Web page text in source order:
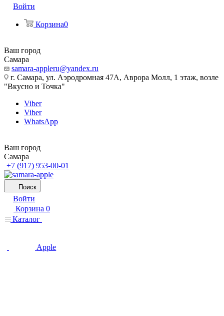
Войти
Корзина0
Ваш город
Самара
samara-appleru@yandex.ru
г. Самара, ул. Аэродромная 47А, Аврора Молл, 1 этаж, возле
"Вкусно и Точка"
Viber
Viber
WhatsApp
Ваш город
Самара
+7 (917) 953-00-01
Поиск
Войти
Корзина 0
Каталог
Apple